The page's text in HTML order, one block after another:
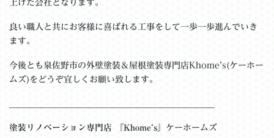
上げた会社となります。
良い職人と共にお客様に喜ばれる工事をして一歩一歩進んでいき
ます。
今後とも泉佐野市の外壁塗装＆屋根塗装専門店Khome’s(ケーホー
ムズ)をどうぞ宜しくお願い致します。
塗装リノベーション専門店 『Khome’s』 ケーホームズ